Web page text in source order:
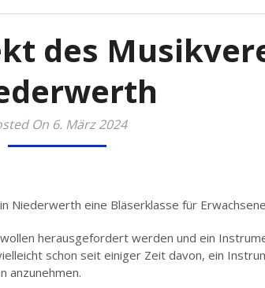
des
On 6. März 2024
Niederwerth eine Bläserklasse für
herausgefordert werden und ein
schon seit einiger Zeit davon, ein
anzunehmen.